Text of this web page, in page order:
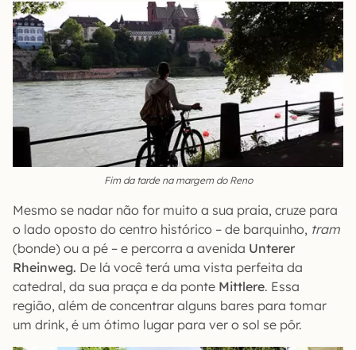
Fim da tarde na margem do Reno
Mesmo se nadar não for muito a sua praia, cruze para
o lado oposto do centro histórico – de barquinho, tram
(bonde) ou a pé – e percorra a avenida Unterer
Rheinweg. De lá você terá uma vista perfeita da
catedral, da sua praça e da ponte Mittlere. Essa
região, além de concentrar alguns bares para tomar
um drink, é um ótimo lugar para ver o sol se pôr.